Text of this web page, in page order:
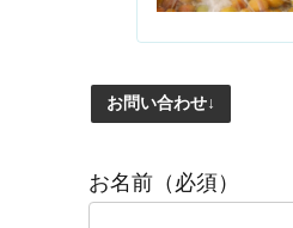
お問い合わせ↓
お名前（必須）